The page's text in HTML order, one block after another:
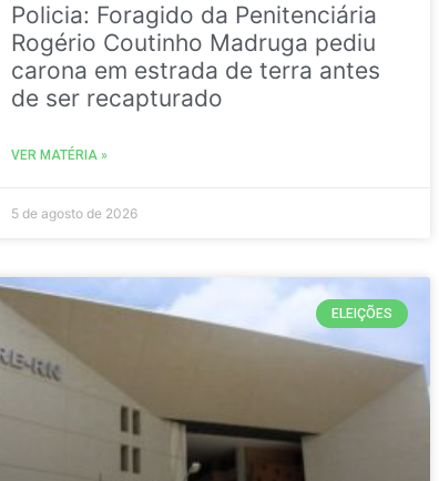
Policia: Foragido da Penitenciária
Rogério Coutinho Madruga pediu
carona em estrada de terra antes
de ser recapturado
VER MATÉRIA »
5 de agosto de 2026
ELEIÇÕES